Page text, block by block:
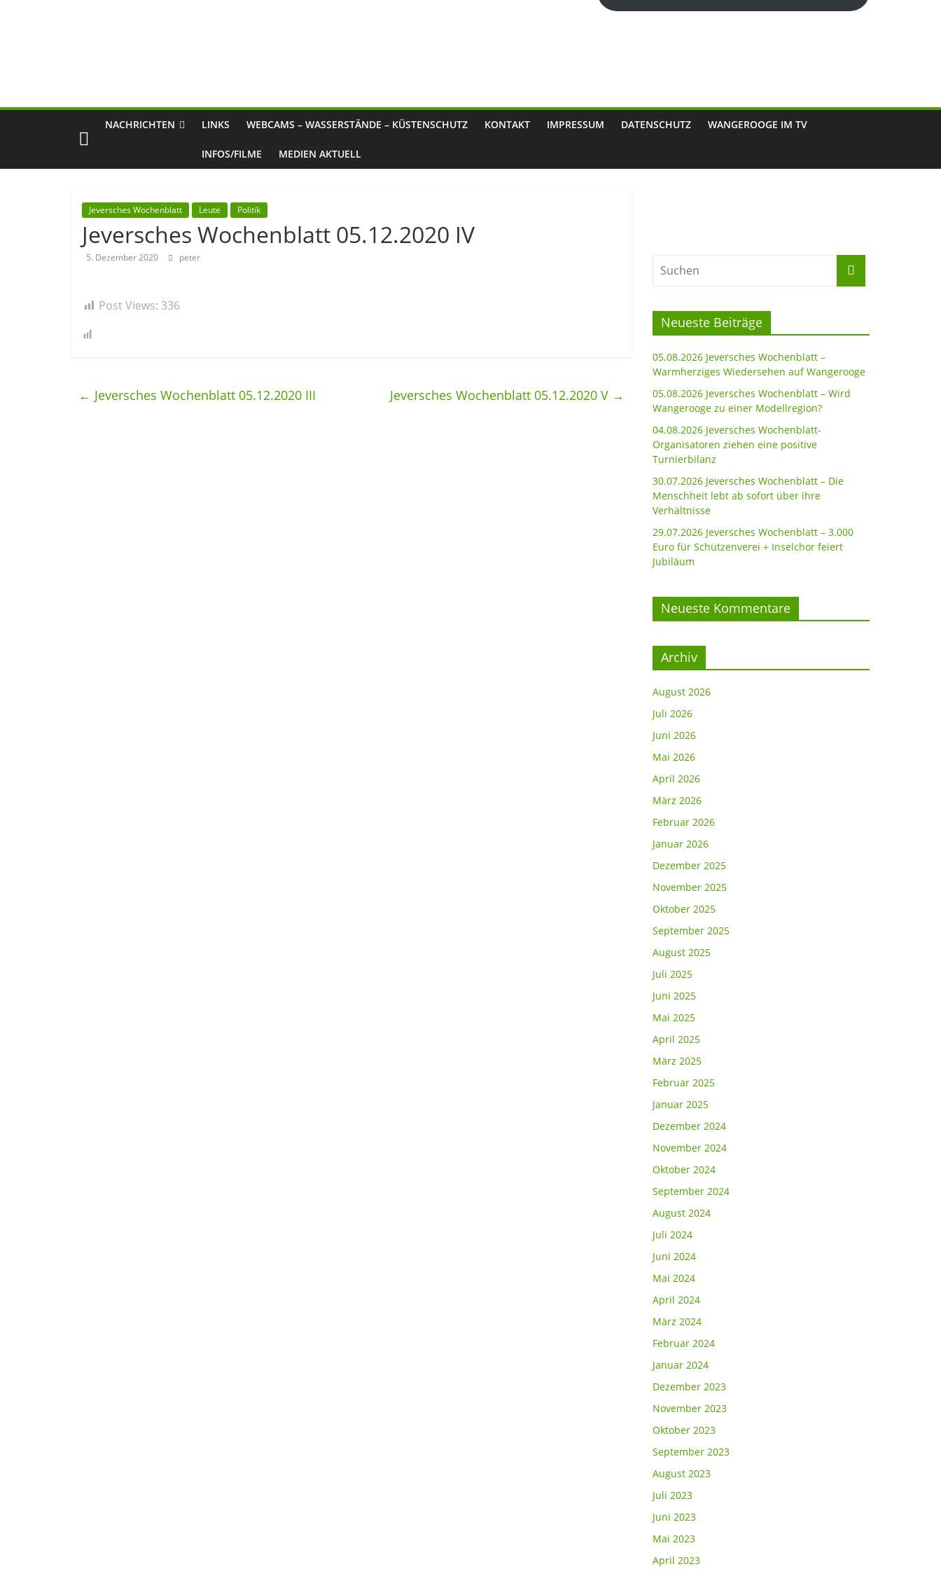
NACHRICHTEN LINKS WEBCAMS – WASSERSTÄNDE – KÜSTENSCHUTZ KONTAKT IMPRESSUM DATENSCHUTZ WANGEROOGE IM TV
INFOS/FILME MEDIEN AKTUELL
Jeversches Wochenblatt Leute Politik
Jeversches Wochenblatt 05.12.2020 IV
5. Dezember 2020 peter
Post Views: 336
← Jeversches Wochenblatt 05.12.2020 III Jeversches Wochenblatt 05.12.2020 V →
Neueste Beiträge
05.08.2026 Jeversches Wochenblatt –
Warmherziges Wiedersehen auf Wangerooge
05.08.2026 Jeversches Wochenblatt – Wird
Wangerooge zu einer Modellregion?
04.08.2026 Jeversches Wochenblatt-
Organisatoren ziehen eine positive
Turnierbilanz
30.07.2026 Jeversches Wochenblatt – Die
Menschheit lebt ab sofort über ihre
Verhältnisse
29.07.2026 Jeversches Wochenblatt – 3.000
Euro für Schützenverei + Inselchor feiert
Jubiläum
Neueste Kommentare
Archiv
August 2026
Juli 2026
Juni 2026
Mai 2026
April 2026
März 2026
Februar 2026
Januar 2026
Dezember 2025
November 2025
Oktober 2025
September 2025
August 2025
Juli 2025
Juni 2025
Mai 2025
April 2025
März 2025
Februar 2025
Januar 2025
Dezember 2024
November 2024
Oktober 2024
September 2024
August 2024
Juli 2024
Juni 2024
Mai 2024
April 2024
März 2024
Februar 2024
Januar 2024
Dezember 2023
November 2023
Oktober 2023
September 2023
August 2023
Juli 2023
Juni 2023
Mai 2023
April 2023